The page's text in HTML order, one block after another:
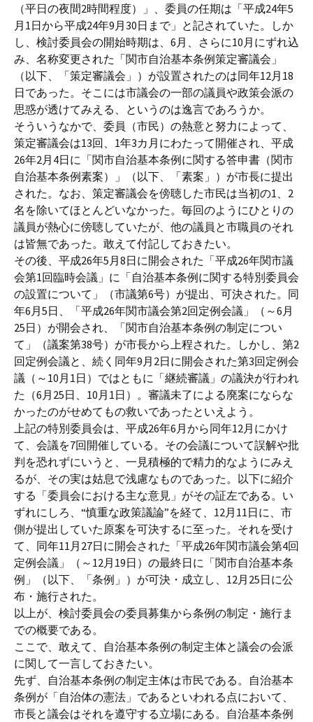
（平日の夜間2時間程度）」、委員の任期は「平成24年5
月1日から平成24年9月30日まで」と記されていた。しか
し、検討委員会の開始時期は、6月、さらに10月にずれ込
み、名称変更された「関市自治基本条例策定審議会」
（以下、「策定審議会」）が設置されたのは同年12月18
日であった。そこには市議会の一部の議員や政策会派の
思惑が透けてみえる、というのは逸言であろうか。
そういうなかで、委員（市民）の熱意と努力によって、
策定審議会は13回、1年3カ月にわたって開催され、平成
26年2月4日に「関市自治基本条例に関する答申書（関市
自治基本条例素案）」（以下、「素案」）が市長に提出
された。なお、策定審議会を傍聴した市民は当初の1、2
名を除いてほとんどいなかった。毎回のようにひとりの
議員が熱心に傍聴していたが、他の議員と市職員のそれ
は皆無であった。敢えて付記しておきたい。
その後、平成26年5月8日に開会された「平成26年関市議
会第1回臨時会議」に「自治基本条例に関する特別委員会
の設置について」（市議第6号）が提出、可決された。同
年6月5日、「平成26年関市議会第2回定例会議」（～6月
25日）が開会され、「関市自治基本条例の制定につい
て」（議案第38号）が市長から上程された。しかし、第2
回定例会議と、続く同年9月2日に開会された第3回定例会
議（～10月1日）ではともに「継続審議」の議決が行われ
た（6月25日、10月1日）。審議未了による廃案にならな
かったのがせめてもの救いであったといえよう。
上記の特別委員会は、平成26年6月から同年12月にかけ
て、会議を7回開催している。その会議について誤解や批
判を恐れずにいうと、一見積極的で精力的なようにみえ
るが、その実は姑息で浅慮なものであった。以下に紹介
する「委員会における主な意見」がその証左である。い
ずれにしろ、“慎重な政策議論”を経て、12月11日に、市
側が提出していた原案を可決するに至った。それを受け
て、同年11月27日に開会された「平成26年関市議会第4回
定例会議」（～12月19日）の最終日に「関市自治基本条
例」（以下、「条例」）が可決・成立し、12月25日に公
布・施行された。
以上が、検討委員会の委員募集から条例の制定・施行ま
での概要である。
ここで、敢えて、自治基本条例の制定主体と議会の会派
に関して一言しておきたい。
先ず、自治基本条例の制定主体は市民である。自治基本
条例が「自治体の憲法」であるといわれる点において、
市長と議会はそれを遵守する立場にある。自治基本条例